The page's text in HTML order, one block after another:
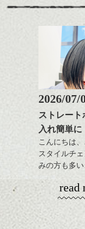
2026/07/
ストレー
入れ簡単に
こんにちは
スタイルチ
みの方も多
やっぱりボ
しやすいス
日のスタイリ
で良いですよ
read